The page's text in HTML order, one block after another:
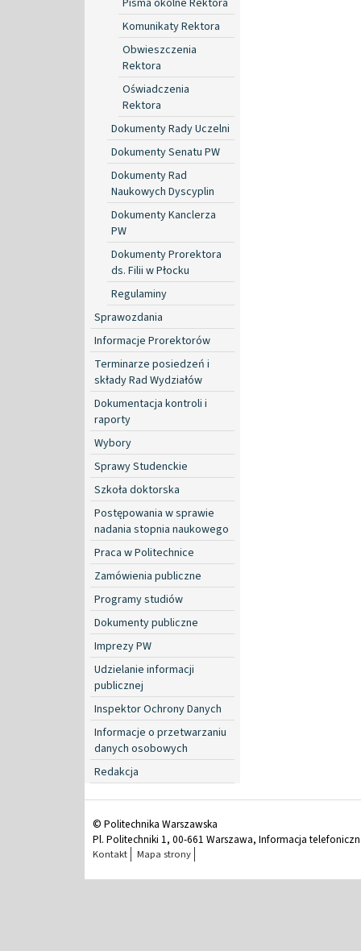
Komunikaty Rektora
Obwieszczenia
Rektora
Oświadczenia
Rektora
Dokumenty Rady Uczelni
Dokumenty Senatu PW
Dokumenty Rad
Naukowych Dyscyplin
Dokumenty Kanclerza
PW
Dokumenty Prorektora
ds. Filii w Płocku
Regulaminy
Sprawozdania
Informacje Prorektorów
Terminarze posiedzeń i
składy Rad Wydziałów
Dokumentacja kontroli i
raporty
Wybory
Sprawy Studenckie
Szkoła doktorska
Postępowania w sprawie
nadania stopnia naukowego
Praca w Politechnice
Zamówienia publiczne
Programy studiów
Dokumenty publiczne
Imprezy PW
Udzielanie informacji
publicznej
Inspektor Ochrony Danych
Informacje o przetwarzaniu
danych osobowych
Redakcja
© Politechnika Warszawska
Pl. Politechniki 1, 00-661 Warszawa, Informacja
Kontakt Mapa strony